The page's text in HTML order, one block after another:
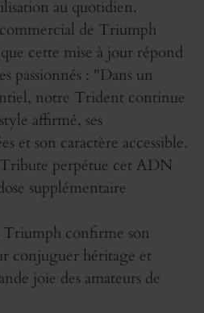
au quotidien.
de Triumph
cette mise à jour répond
passionnés : "Dans un
notre Trident continue
affirmé, ses
et son caractère accessible.
perpétue cet ADN
supplémentaire
confirme son
conjuguer héritage et
joie des amateurs de